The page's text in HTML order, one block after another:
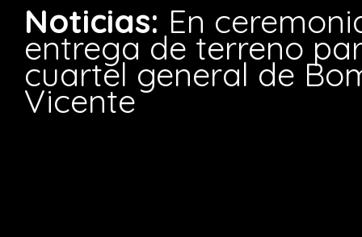
Noticias: En
entrega de terreno
cuartel general de
Vicente